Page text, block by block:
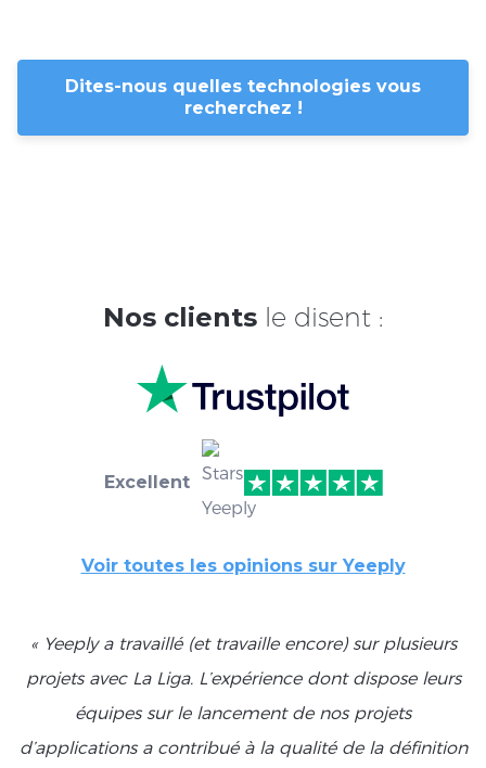
Dites-nous quelles technologies vous
recherchez !
Nos clients le disent :
Excellent
Voir toutes les opinions sur Yeeply
« Yeeply a travaillé (et travaille encore) sur plusieurs
projets avec La Liga. L’expérience dont dispose leurs
équipes sur le lancement de nos projets
d’applications a contribué à la qualité de la définition